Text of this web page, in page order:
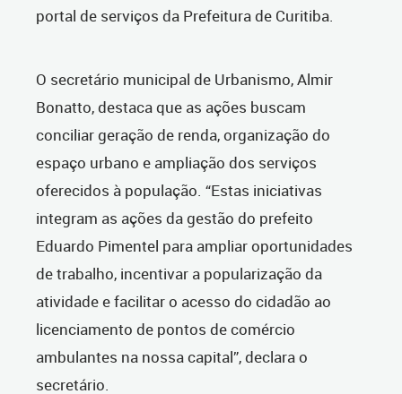
portal de serviços da Prefeitura de Curitiba.
O secretário municipal de Urbanismo, Almir
Bonatto, destaca que as ações buscam
conciliar geração de renda, organização do
espaço urbano e ampliação dos serviços
oferecidos à população. “Estas iniciativas
integram as ações da gestão do prefeito
Eduardo Pimentel para ampliar oportunidades
de trabalho, incentivar a popularização da
atividade e facilitar o acesso do cidadão ao
licenciamento de pontos de comércio
ambulantes na nossa capital”, declara o
secretário.